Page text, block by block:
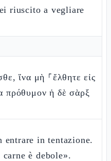
riuscito a vegliare
ἵνα μὴ ⸀ἔλθητε εἰς
πρόθυμον ἡ δὲ σὰρξ
entrare in tentazione.
è debole».